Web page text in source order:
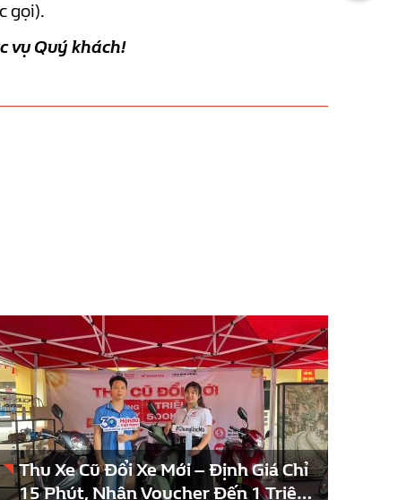
gọi).
vụ Quý khách!
Thu Xe Cũ Đổi Xe Mới – Định Giá Chỉ
15 Phút, Nhận Voucher Đến 1 Triệu